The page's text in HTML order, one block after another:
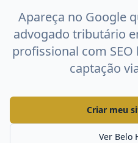
Apareça no Google
advogado tributário
profissional com
captação
Criar meu
Ver Belo